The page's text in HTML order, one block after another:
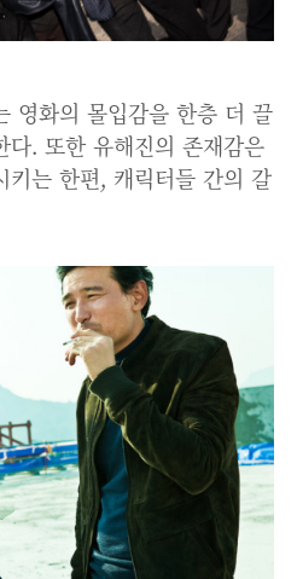
영화의 몰입감을 한층 더 끌
다. 또한 유해진의 존재감은
키는 한편, 캐릭터들 간의 갈